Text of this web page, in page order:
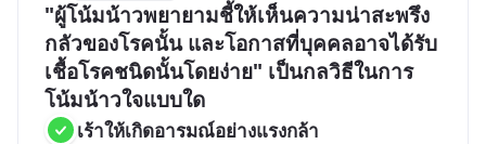
"ผู้โน้มน้าวพยายามชี้ให้เห็นความน่าสะพรึง
กลัวของโรคนั้น และโอกาสที่บุคคลอาจได้รับ
เชื้อโรคชนิดนั้นโดยง่าย" เป็นกลวิธีในการ
โน้มน้าวใจแบบใด
เร้าให้เกิดอารมณ์อย่างแรงกล้า